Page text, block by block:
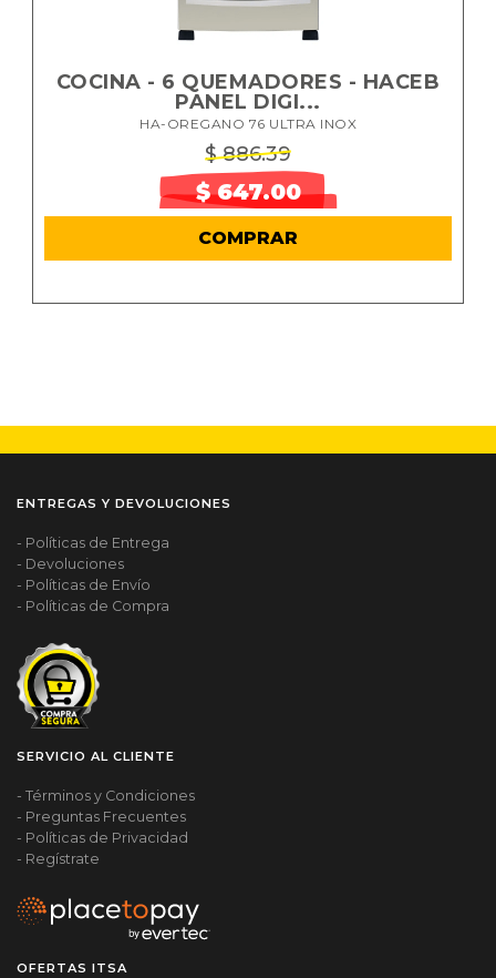
COCINA - 6 QUEMADORES - HACEB
PANEL DIGI...
HA-OREGANO 76 ULTRA INOX
$ 886.39
$ 647.00
COMPRAR
ENTREGAS Y DEVOLUCIONES
- Políticas de Entrega
- Devoluciones
- Políticas de Envío
- Políticas de Compra
SERVICIO AL CLIENTE
- Términos y Condiciones
- Preguntas Frecuentes
- Políticas de Privacidad
- Regístrate
OFERTAS ITSA